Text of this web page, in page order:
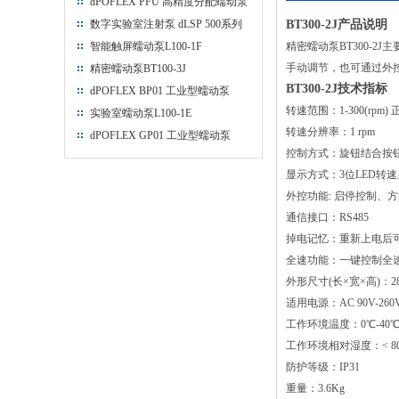
数字实验室注射泵 dLSP 500系列
智能触屏蠕动泵L100-1F
精密蠕动泵BT100-3J
dPOFLEX BP01 工业型蠕动泵
实验室蠕动泵L100-1E
dPOFLEX GP01 工业型蠕动泵
BT300-2J产品说明
精密蠕动泵BT300-2J主
手动调节，也可通过外
BT300-2J技术指标
转速范围：1-300(rpm)
转速分辨率：1 rpm
控制方式：旋钮结合按
显示方式：3位LED转
外控功能: 启停控制、
通信接口：RS485
掉电记忆：重新上电后
全速功能：一键控制全
外形尺寸(长×宽×高)：
适用电源：AC 90V-
工作环境温度：0℃-
工作环境相对湿度：<
防护等级：IP31
重量：3.6Kg